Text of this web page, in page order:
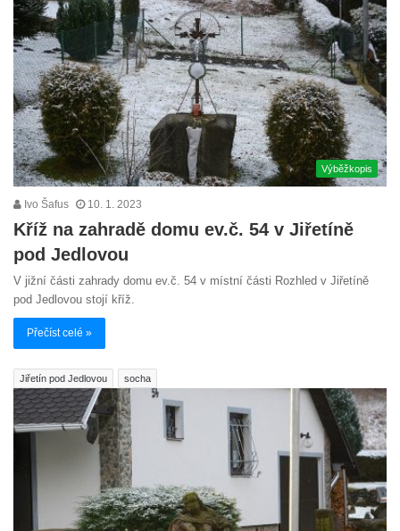
Výběžkopis
Ivo Šafus 10. 1. 2023
Kříž na zahradě domu ev.č. 54 v Jiřetíně
pod Jedlovou
V jižní části zahrady domu ev.č. 54 v místní části Rozhled v Jiřetíně
pod Jedlovou stojí kříž.
Přečíst celé »
Jiřetín pod Jedlovou socha